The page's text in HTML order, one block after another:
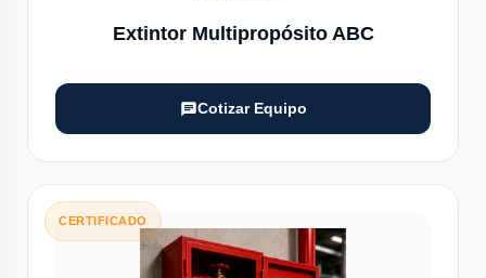
Extintor Multipropósito ABC
Cotizar Equipo
CERTIFICADO